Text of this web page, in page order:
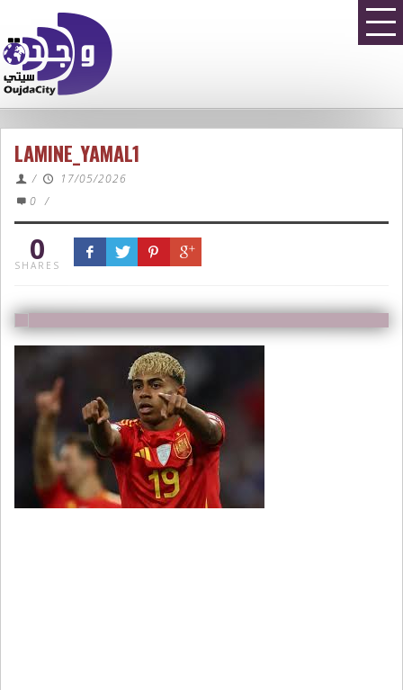
LAMINE_YAMAL1
/
17/05/2026
0 /
0
SHARES